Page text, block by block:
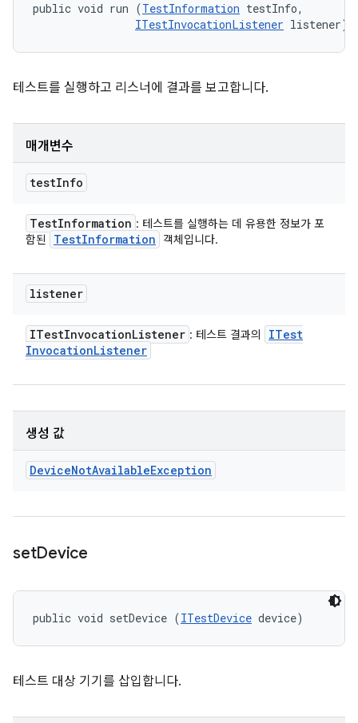
public void run (TestInformation testInfo,
ITestInvocationListener listener)
테스트를 실행하고 리스너에 결과를 보고합니다.
매개변수
testInfo
TestInformation : 테스트를 실행하는 데 유용한 정보가 포
함된
TestInformation 객체입니다.
listener
ITestInvocationListener : 테스트 결과의
ITest
InvocationListener
생성 값
DeviceNotAvailableException
setDevice
public void setDevice (ITestDevice device)
테스트 대상 기기를 삽입합니다.